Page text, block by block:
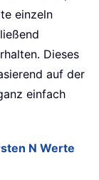
einzeln
Dieses
auf der
einfach
N Werte